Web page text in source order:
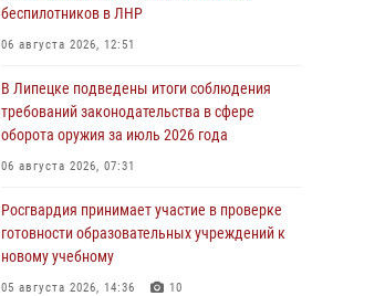
беспилотников в ЛНР
06 августа 2026, 12:51
В Липецке подведены итоги соблюдения
требований законодательства в сфере
оборота оружия за июль 2026 года
06 августа 2026, 07:31
Росгвардия принимает участие в проверке
готовности образовательных учреждений к
новому учебному
05 августа 2026, 14:36 10